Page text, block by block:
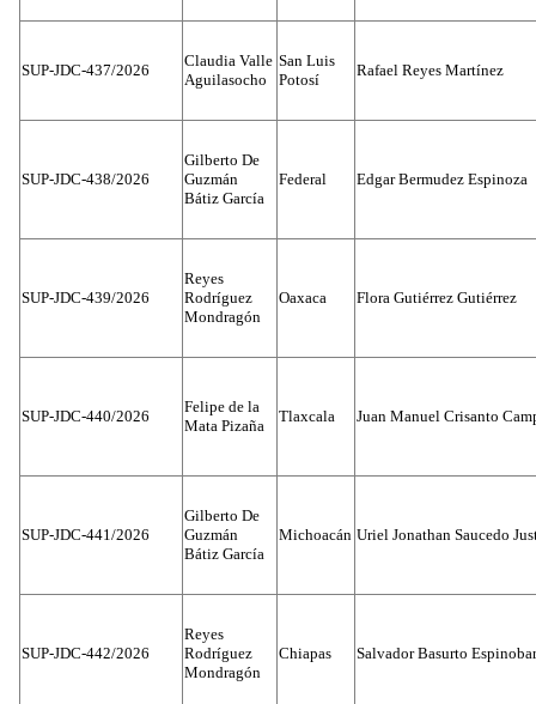
SUP-JDC-437/2026
Claudia Valle
Aguilasocho
San Luis
Potosí
Rafael Reyes Martínez
SUP-JDC-438/2026
Gilberto De
Guzmán
Bátiz García
Federal Edgar Bermudez Espinoza
SUP-JDC-439/2026
Reyes
Rodríguez
Mondragón
Oaxaca Flora Gutiérrez Gutiérrez
SUP-JDC-440/2026
Felipe de la
Mata Pizaña
Tlaxcala Juan Manuel Crisanto
SUP-JDC-441/2026
Gilberto De
Guzmán
Bátiz García
Michoacán Uriel Jonathan Saucedo
SUP-JDC-442/2026
Reyes
Rodríguez
Mondragón
Chiapas Salvador Basurto